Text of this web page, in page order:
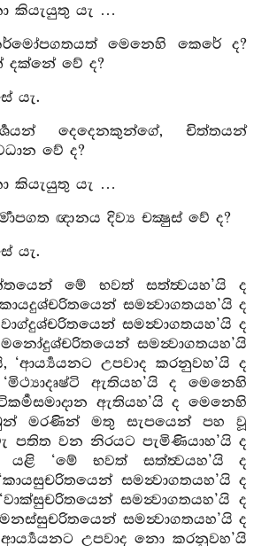
කියැයුතු යැ …
මෙනෙහි කෙරේ ද?
දක්නේ වේ ද?
යැ.
දෙදෙනකුන්ගේ, චිත්තයන්
වේ ද?
කියැයුතු යැ …
ඥානය දිව්‍ය චක්‍ෂුස් වේ ද?
යැ.
මේ භවත් සත්ත්‍වයහ’යි ද
සමන්‍වාගතයහ’යි ද
සමන්‍වාගතයහ’යි ද
සමන්‍වාගතයහ’යි
උපවාද කරනුවහ’යි ද
ඇතියහ’යි ද මෙනෙහි
ඇතියහ’යි ද මෙනෙහි
මරණින් මතු සැපයෙන් පහ වූ
පතිත වන නිරයට පැමිණියාහ’යි ද
යළි ‘මේ භවත් සත්ත්‍වයහ’යි ද
සමන්‍වාගතයහ’යි ද
සමන්‍වාගතයහ’යි ද
සමන්‍වාගතයහ’යි ද
උපවාද නො කරනුවහ’යි